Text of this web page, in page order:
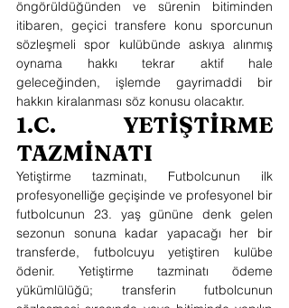
öngörüldüğünden ve sürenin bitiminden
itibaren, geçici transfere konu sporcunun
sözleşmeli spor kulübünde askıya alınmış
oynama hakkı tekrar aktif hale
geleceğinden, işlemde gayrimaddi bir
hakkın kiralanması söz konusu olacaktır.
1.C. YETİŞTİRME
TAZMİNATI
Yetiştirme tazminatı, Futbolcunun ilk
profesyonelliğe geçişinde ve profesyonel bir
futbolcunun 23. yaş gününe denk gelen
sezonun sonuna kadar yapacağı her bir
transferde, futbolcuyu yetiştiren kulübe
ödenir. Yetiştirme tazminatı ödeme
yükümlülüğü; transferin futbolcunun